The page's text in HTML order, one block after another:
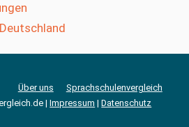
Über uns
Sprachschulenvergleich
|Impressum |Datenschutz